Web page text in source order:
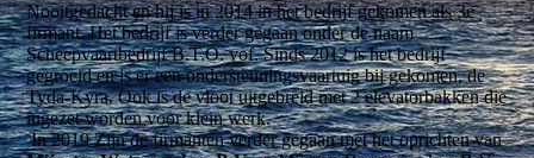
Nooitgedacht en hij is in 2014 in het bedrijf gekomen als 3e
firmant. Het bedrijf is verder gegaan onder de naam
Scheepvaartbedrijf B.T.O. vof. Sinds 2012 is het bedrijf
gegroeid en is er een ondersteuningsvaartuig bij gekomen, de
Tyda-Kyra. Ook is de vloot uitgebreid met 2 elevatorbakken die
ingezet worden voor klein werk.
In 2019 Zijn de firmanten verder gegaan met het oprichten van